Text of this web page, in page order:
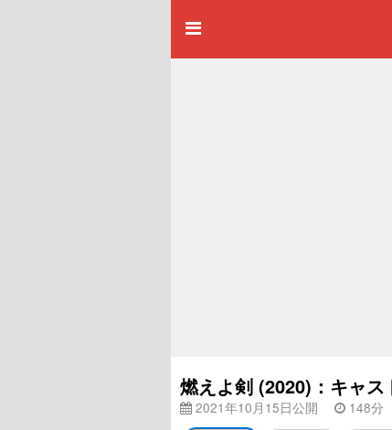
燃えよ剣 (2020)：キャ
2021年10月15日公開 148分